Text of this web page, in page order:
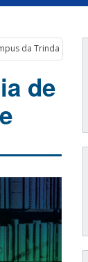
da Trindade
de